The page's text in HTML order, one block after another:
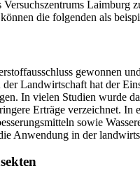
die folgenden als
gewonnen
Landwirtschaft hat der
In vielen Studien wurde
Erträge verzeichnet.
sowie
Anwendung in der